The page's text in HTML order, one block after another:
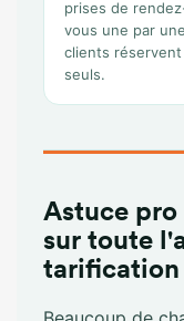
prises de
vous une par
clients réservent
seuls.
Astuce pro
sur toute
tarification